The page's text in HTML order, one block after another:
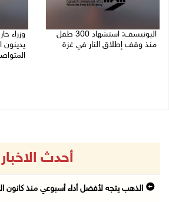
اليونيسف: استشهاد 300 طفل
منذ وقف إطلاق النار في غزة
يدينون
أحدث الاخبار
الذهب يتجه لأفضل أداء أسبوعي منذ كانون